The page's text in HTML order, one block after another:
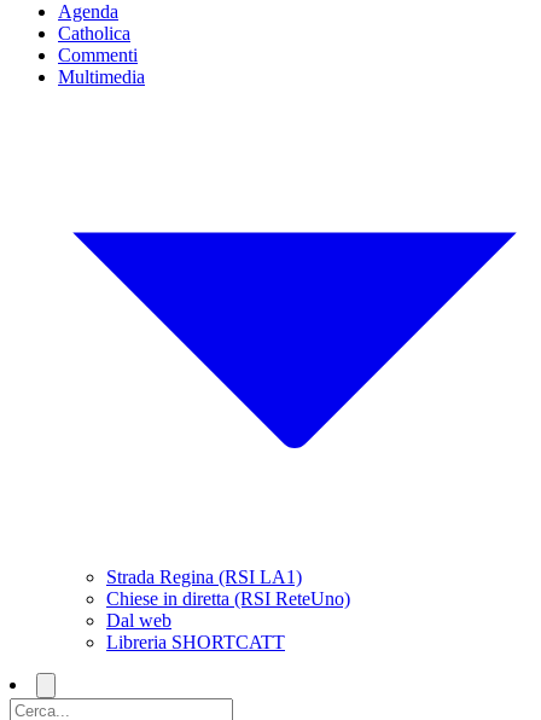
Agenda
Catholica
Commenti
Multimedia
Strada Regina (RSI LA1)
Chiese in diretta (RSI ReteUno)
Dal web
Libreria SHORTCATT